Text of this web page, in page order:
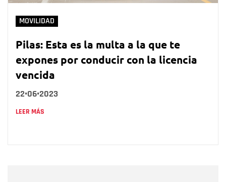
MOVILIDAD
Pilas: Esta es la multa a la que te
expones por conducir con la licencia
vencida
22•06•2023
LEER MÁS